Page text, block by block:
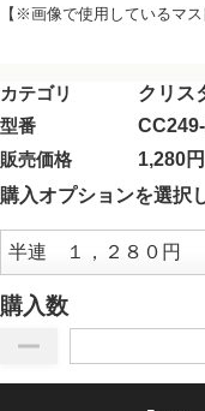
【※画像で使用しているマ
カテゴリ
クリス
型番
販売価格
1,280
購入オプションを選択
購入数